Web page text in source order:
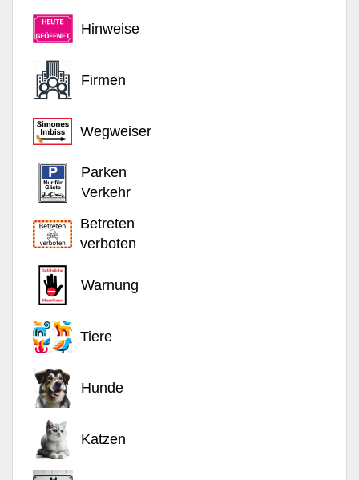
Hinweise
Firmen
Wegweiser
Parken
Verkehr
Betreten
verboten
Warnung
Tiere
Hunde
Katzen